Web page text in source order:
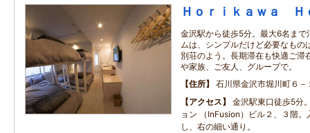
Ｈｏｒｉｋａｗａ Ｈ
金沢駅から徒歩5分。最大6名ま
ムは、シンプルだけど必要なもの
別荘のよう。長期滞在も快適ご滞
や家族、ご友人、グループで。
住所
石川県金沢市堀川町６－
アクセス
金沢駅東口徒歩5分
ョン （InFusion）ビル２、３階
し、右の細い通り。